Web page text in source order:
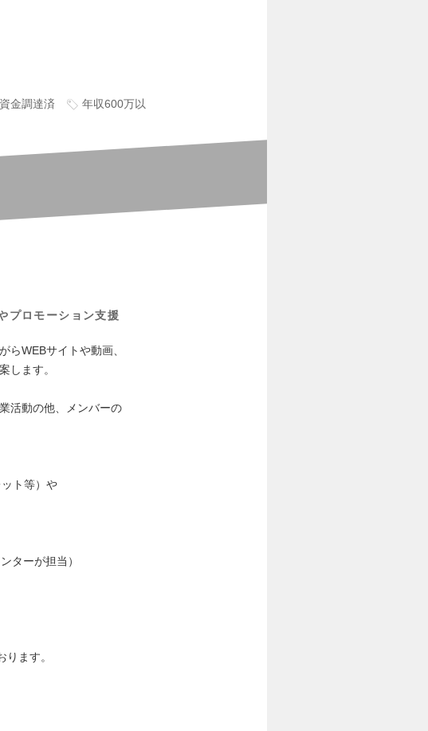
金調達済
年収600万以
プロモーション支援
らWEBサイトや動画、
します。
活動の他、メンバーの
ト等）や
ターが担当）
ます。